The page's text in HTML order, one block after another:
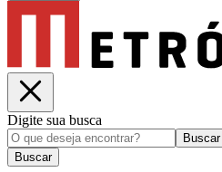
Digite sua busca
Buscar
Buscar